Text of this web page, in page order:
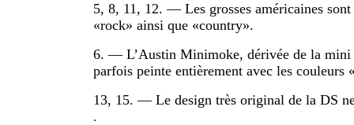
5, 8, 11, 12. — Les grosses américaines
«rock» ainsi que «country».
6. — L’Austin Minimoke, dérivée de la
parfois peinte entièrement avec les couleurs
13, 15. — Le design très original de la DS
.